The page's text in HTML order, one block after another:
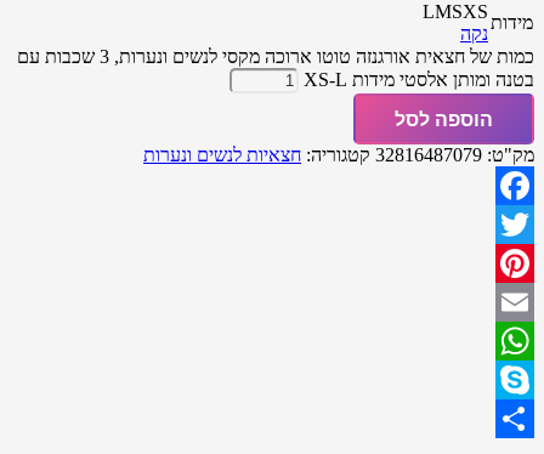
מידות
LMSXS
נקה
כמות של חצאית אורגנזה טוטו ארוכה מקסי לנשים ונערות, 3 שכבות עם
בטנה ומותן אלסטי מידות XS-L
הוספה לסל
מק"ט: 32816487079 קטגוריה: חצאיות לנשים ונערות
Facebook
Twitter
Pinterest
Email
WhatsApp
Skype